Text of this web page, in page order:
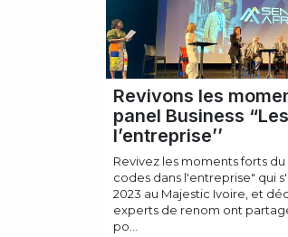
Revivons les
panel Business
l’entreprise’’
Revivez les moments forts du
codes dans l'entreprise" qui
2023 au Majestic Ivoire, et
experts de renom ont
po...